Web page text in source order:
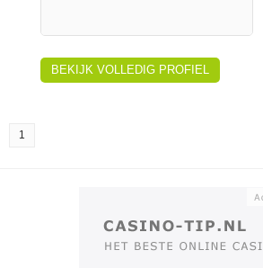
BEKIJK VOLLEDIG PROFIEL
1